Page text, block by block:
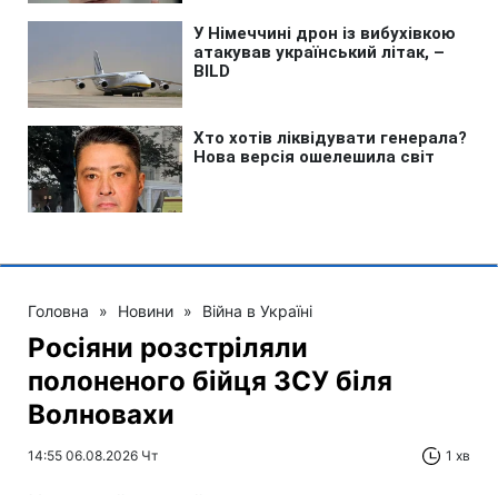
Головна » Новини » Війна в Україні
Росіяни розстріляли
полоненого бійця ЗСУ біля
Волновахи
14:55 06.08.2026 Чт 1 хв